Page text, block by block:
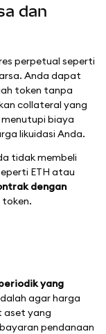
dan
perpetual seperti
Anda dapat
token tanpa
collateral yang
biaya
likuidasi Anda.
tidak membeli
ETH atau
dengan
yang
agar harga
aset yang
pendanaan